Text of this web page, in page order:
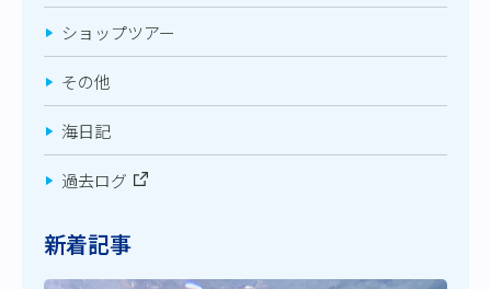
ショップツアー
その他
海日記
過去ログ
新着記事